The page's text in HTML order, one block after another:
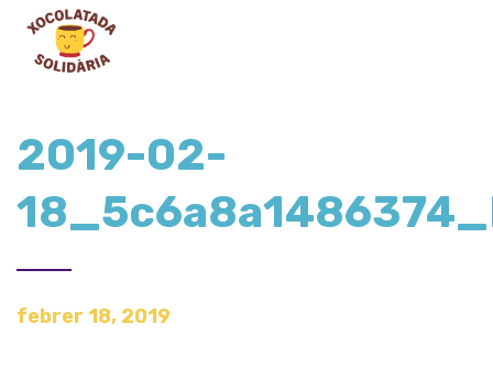
2019-02-
febrer 18, 2019